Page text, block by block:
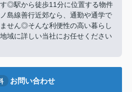
◎駅から徒歩11分に位置する物件
島線善行近郊なら、通勤や通学で
せん◎そんな利便性の高い暮らし
域に詳しい当社にお任せください
お問い合わせ